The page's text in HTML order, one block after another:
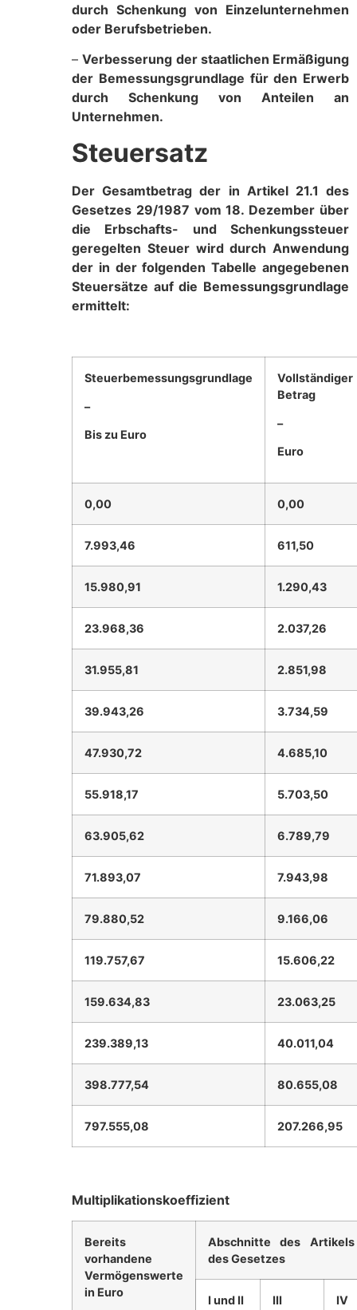
durch Schenkung von Einzelunternehmen
oder Berufsbetrieben.
–Verbesserung der staatlichen Ermäßigung
der Bemessungsgrundlage für den Erwerb
durch Schenkung von Anteilen an
Unternehmen.
Steuersatz
Der Gesamtbetrag der in Artikel 21.1 des
Gesetzes 29/1987 vom 18. Dezember über
die Erbschafts- und Schenkungssteuer
geregelten Steuer wird durch Anwendung
der in der folgenden Tabelle angegebenen
Steuersätze auf die Bemessungsgrundlage
ermittelt:
Steuerbemessungsgrundlage
–
Bis zu Euro
Vollständiger
Betrag
–
Euro
0,00 0,00
7.993,46 611,50
15.980,91 1.290,43
23.968,36 2.037,26
31.955,81 2.851,98
39.943,26 3.734,59
47.930,72 4.685,10
55.918,17 5.703,50
63.905,62 6.789,79
71.893,07 7.943,98
79.880,52 9.166,06
119.757,67 15.606,22
159.634,83 23.063,25
239.389,13 40.011,04
398.777,54 80.655,08
797.555,08 207.266,95
Multiplikationskoeffizient
Bereits
vorhandene
Vermögenswerte
in Euro
Abschnitte des
des Gesetzes
I und II III IV